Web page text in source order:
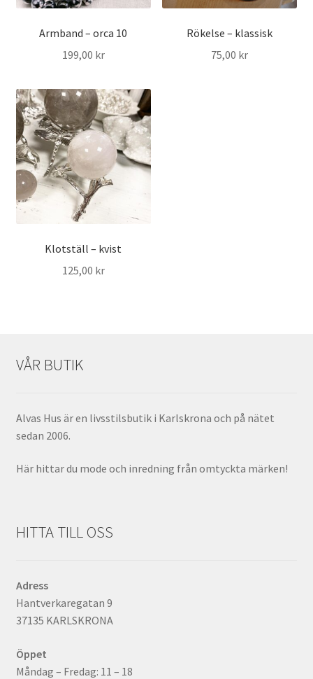
Armband – orca 10
199,00 kr
Rökelse – klassisk
75,00 kr
Klotställ – kvist
125,00 kr
VÅR BUTIK
Alvas Hus är en livsstilsbutik i Karlskrona och på nätet
sedan 2006.
Här hittar du mode och inredning från omtyckta märken!
HITTA TILL OSS
Adress
Hantverkaregatan 9
37135 KARLSKRONA
Öppet
Måndag – Fredag: 11 – 18